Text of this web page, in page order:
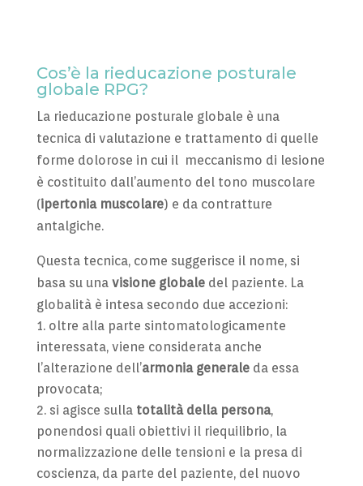
Cos’è la rieducazione posturale
globale RPG?
La rieducazione posturale globale è una
tecnica di valutazione e trattamento di quelle
forme dolorose in cui il meccanismo di lesione
è costituito dall’aumento del tono muscolare
(ipertonia muscolare) e da contratture
antalgiche.
Questa tecnica, come suggerisce il nome, si
basa su una visione globaledel paziente. La
globalità è intesa secondo due accezioni:
oltre alla parte sintomatologicamente
interessata, viene considerata anche
l’alterazione dell’armonia generaleda essa
provocata;
si agisce sulla totalità della persona,
ponendosi quali obiettivi il riequilibrio, la
normalizzazione delle tensioni e la presa di
coscienza, da parte del paziente, del nuovo